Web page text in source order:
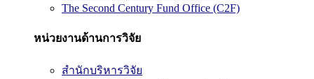
The Second Century Fund Office (C2F)
หน่วยงานด้านการวิจัย
สำนักบริหารวิจัย